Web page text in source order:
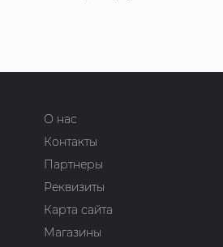
О нас
Контакты
Партнеры
Реквизиты
Карта сайта
Магазины